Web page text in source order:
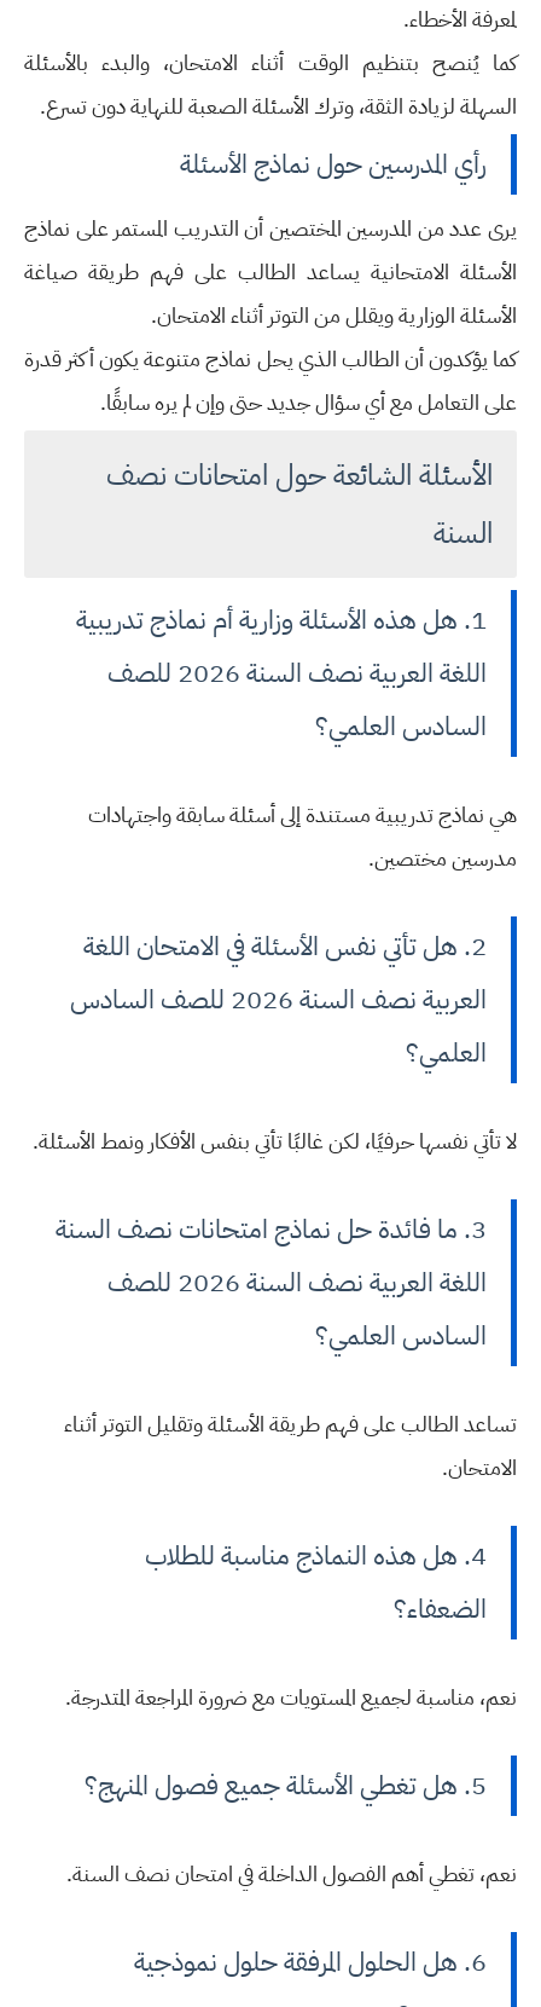
لمعرفة الأخطاء.
كما يُنصح بتنظيم الوقت أثناء الامتحان، والبدء بالأسئلة
السهلة لزيادة الثقة، وترك الأسئلة الصعبة للنهاية دون تسرع.
رأي المدرسين حول نماذج الأسئلة
يرى عدد من المدرسين المختصين أن التدريب المستمر على نماذج
الأسئلة الامتحانية يساعد الطالب على فهم طريقة صياغة
الأسئلة الوزارية ويقلل من التوتر أثناء الامتحان.
كما يؤكدون أن الطالب الذي يحل نماذج متنوعة يكون أكثر قدرة
على التعامل مع أي سؤال جديد حتى وإن لم يره سابقًا.
الأسئلة الشائعة حول امتحانات نصف
السنة
1. هل هذه الأسئلة وزارية أم نماذج تدريبية
اللغة العربية نصف السنة 2026 للصف
السادس العلمي؟
هي نماذج تدريبية مستندة إلى أسئلة سابقة واجتهادات
مدرسين مختصين.
2. هل تأتي نفس الأسئلة في الامتحان اللغة
العربية نصف السنة 2026 للصف السادس
العلمي؟
لا تأتي نفسها حرفيًا، لكن غالبًا تأتي بنفس الأفكار ونمط الأسئلة.
3. ما فائدة حل نماذج امتحانات نصف السنة
اللغة العربية نصف السنة 2026 للصف
السادس العلمي؟
تساعد الطالب على فهم طريقة الأسئلة وتقليل التوتر أثناء
الامتحان.
4. هل هذه النماذج مناسبة للطلاب
الضعفاء؟
نعم، مناسبة لجميع المستويات مع ضرورة المراجعة المتدرجة.
5. هل تغطي الأسئلة جميع فصول المنهج؟
نعم، تغطي أهم الفصول الداخلة في امتحان نصف السنة.
6. هل الحلول المرفقة حلول نموذجية